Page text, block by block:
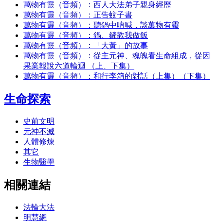
萬物有靈（音頻）：西人大法弟子親身經歷
萬物有靈（音頻）：正告蚊子書
萬物有靈（音頻）：聽鍋中吶喊，談萬物有靈
萬物有靈（音頻）：鍋、鏟教我做飯
萬物有靈（音頻）：「大黃」的故事
萬物有靈（音頻）：從主元神、魂魄看生命組成，從因
果業報說六道輪迴 （上、下集）
萬物有靈（音頻）：和行李箱的對話（上集）（下集）
生命探索
史前文明
元神不滅
人體修煉
其它
生物醫學
相關連結
法輪大法
明慧網